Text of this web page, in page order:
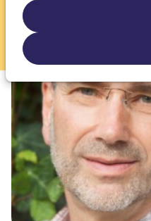
Persoonlijke
Stress en burnout
Beroepskeuze